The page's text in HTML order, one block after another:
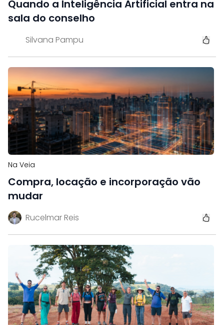
Quando a Inteligência Artificial entra na
sala do conselho
Silvana Pampu
Na Veia
Compra, locação e incorporação vão
mudar
Rucelmar Reis